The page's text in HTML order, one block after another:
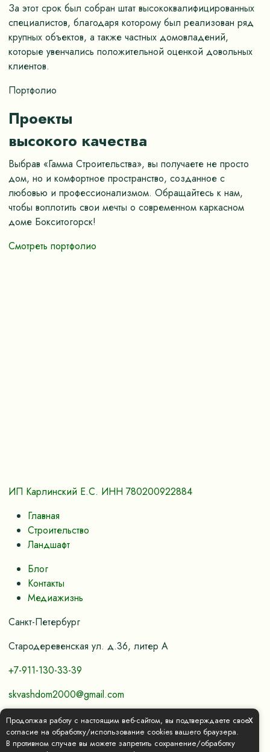
За этот срок был собран штат высококвалифицированных
специалистов, благодаря которому был реализован ряд
крупных объектов, а также частных домовладений,
которые увенчались положительной оценкой довольных
клиентов.
Портфолио
Проекты
высокого качества
Выбрав «Гамма Строительства», вы получаете не просто
дом, но и комфортное пространство, созданное с
любовью и профессионализмом. Обращайтесь к нам,
чтобы воплотить свои мечты о современном каркасном
доме Бокситогорск!
Смотреть портфолио
ИП Карлинский Е.С. ИНН 780200922884
Главная
Строительство
Ландшафт
Блог
Контакты
Медиажизнь
Санкт-Петербург
Стародеревенская ул. д.36, литер А
+7-911-130-33-39
skvashdom2000@gmail.com
Политика конфиденциальности и обработки
персональных данных
Продолжая работу с настоящим веб-сайтом, вы подтверждаете свое
согласие на обработку/использование cookies вашего браузера.
В противном случае вы можете запретить сохранение/обработку
x